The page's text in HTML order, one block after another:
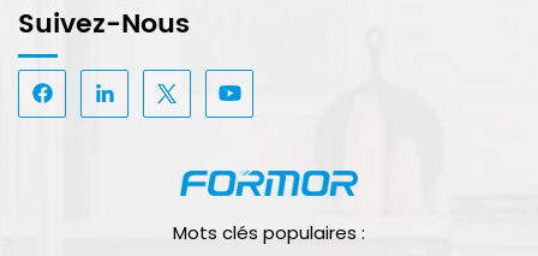
Suivez-Nous
Mots clés populaires :